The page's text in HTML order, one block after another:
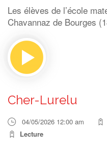
Les élèves de l’école
Chavannaz de Bourges
Cher-Lurelu
04/05/2026 12:00 am
Lecture